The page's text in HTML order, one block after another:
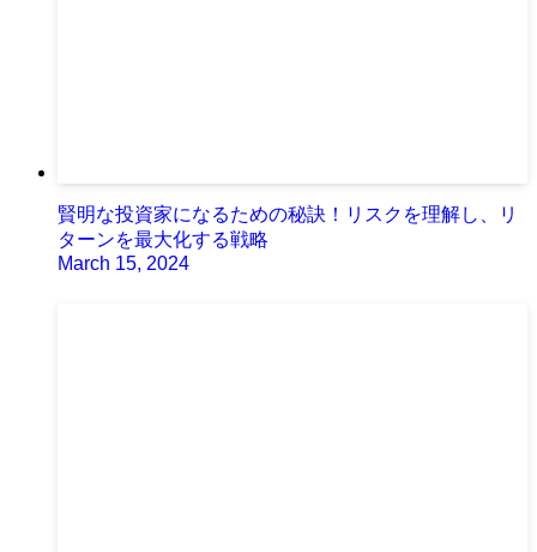
賢明な投資家になるための秘訣！リスクを理解し、リ
ターンを最大化する戦略
March 15, 2024